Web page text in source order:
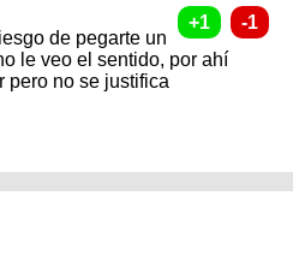
de pegarte un
le veo el sentido, por ahí
pero no se justifica